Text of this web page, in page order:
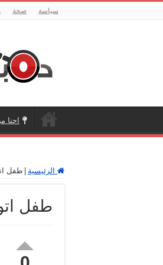
سياسة صحة
احنا
الرئيسية طفل
طفل